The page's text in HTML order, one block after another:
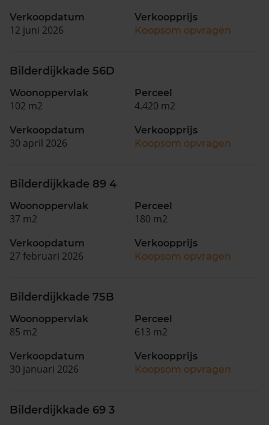
Verkoopdatum
12 juni 2026
Verkoopprijs
Koopsom opvragen
Bilderdijkkade 56D
Woonoppervlak
102 m2
Perceel
4.420 m2
Verkoopdatum
30 april 2026
Verkoopprijs
Koopsom opvragen
Bilderdijkkade 89 4
Woonoppervlak
37 m2
Perceel
180 m2
Verkoopdatum
27 februari 2026
Verkoopprijs
Koopsom opvragen
Bilderdijkkade 75B
Woonoppervlak
85 m2
Perceel
613 m2
Verkoopdatum
30 januari 2026
Verkoopprijs
Koopsom opvragen
Bilderdijkkade 69 3